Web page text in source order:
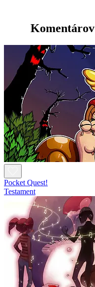
Komentárov
Pocket Quest!
Testament